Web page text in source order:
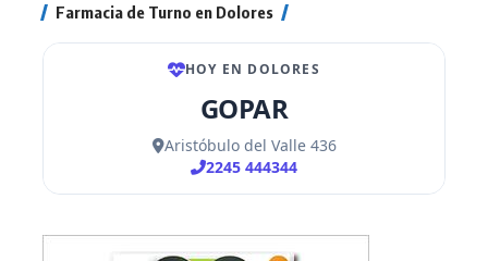
Farmacia de Turno en Dolores